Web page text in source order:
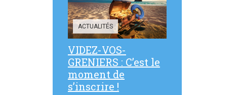
ACTUALITÉS
VIDEZ-VOS-
GRENIERS : C’est le
moment de
s’inscrire !